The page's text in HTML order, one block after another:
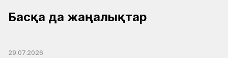
Басқа да жаңалықтар
29.07.2026